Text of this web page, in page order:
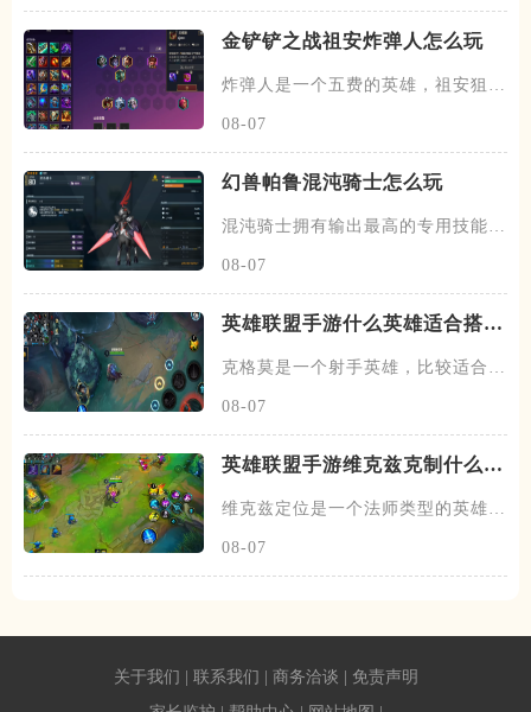
金铲铲之战祖安炸弹人怎么玩
炸弹人是一个五费的英雄，祖安狙神
08-07
幻兽帕鲁混沌骑士怎么玩
混沌骑士拥有输出最高的专用技能双
08-07
英雄联盟手游什么英雄适合搭配
克格莫是一个射手英雄，比较适合走
08-07
英雄联盟手游维克兹克制什么英
维克兹定位是一个法师类型的英雄，
08-07
关于我们 联系我们 商务洽谈
免责声明